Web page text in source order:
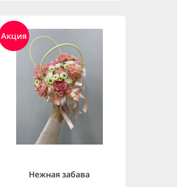
Акция
Нежная забава